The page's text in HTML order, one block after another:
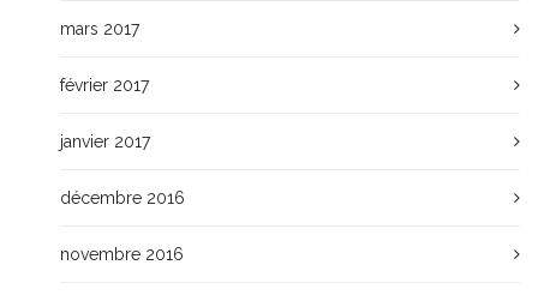
mars 2017
février 2017
janvier 2017
décembre 2016
novembre 2016